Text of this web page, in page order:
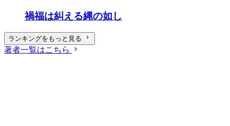
禍福は糾える縄の如し
ランキングをもっと見る
著者一覧はこちら